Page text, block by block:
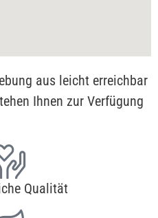
aus leicht erreichbar
Ihnen zur Verfügung
Qualität